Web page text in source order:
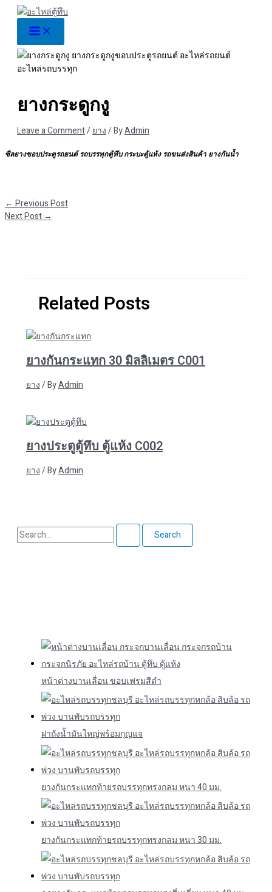
Skip
content
ยางกระดูกงู
Leave a Comment/ยาง/ ByAdmin
ซีลยางขอบประตูรถยนต์ รถบรรทุกตู้ทึบ กระบะตู้แห้ง รถขนส่งสินค้า ยางกันน้ำ
← Previous Post
Next Post →
Related Posts
ยางกันกระแทก 30 มิลลิเมตร C001
ยาง/ ByAdmin
ยางประตูตู้ทึบ ตู้แห้ง C002
ยาง/ ByAdmin
S
a
r
c
f
o
:
หน้าต่างบานเลื่อน ขอบเฟรมสีดำ
ฝาถังน้ำมันใหญ่พร้อมกุญแจ
ยางกันกระแทกท้ายรถบรรทุกทรงกลม หนา 40 มม.
ยางกันกระแทกท้ายรถบรรทุกทรงกลม หนา 30 มม.